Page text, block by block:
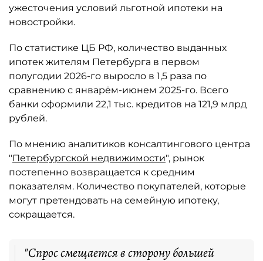
ужесточения условий льготной ипотеки на
новостройки.
По статистике ЦБ РФ, количество выданных
ипотек жителям Петербурга в первом
полугодии 2026-го выросло в 1,5 раза по
сравнению с январём-июнем 2025-го. Всего
банки оформили 22,1 тыс. кредитов на 121,9 млрд
рублей.
По мнению аналитиков консалтингового центра
"Петербургской недвижимости", рынок
постепенно возвращается к средним
показателям. Количество покупателей, которые
могут претендовать на семейную ипотеку,
сокращается.
"Спрос смещается в сторону большей